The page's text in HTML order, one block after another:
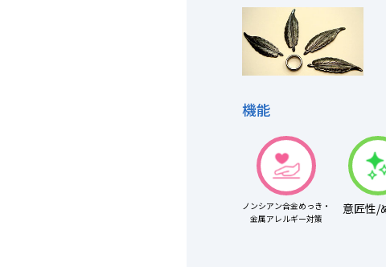
機能
ノンシアン合金めっき・
金属アレルギー対策
意匠性/